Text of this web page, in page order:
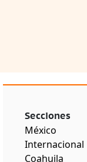
Secciones
México
Internacional
Coahuila